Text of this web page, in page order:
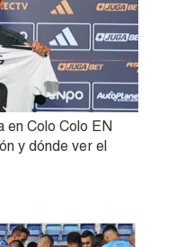
en Colo Colo EN
y dónde ver el